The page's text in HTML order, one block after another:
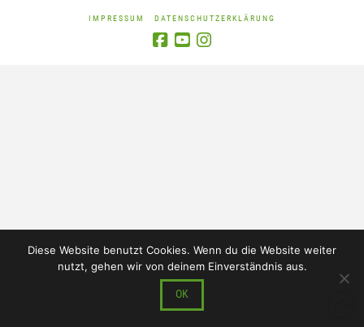
IMPRESSUM DATENSCHUTZERKLÄRUNG
Diese Website benutzt Cookies. Wenn du die Website weiter
nutzt, gehen wir von deinem Einverständnis aus.
OK